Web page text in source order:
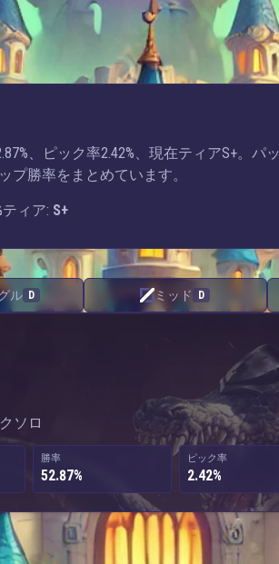
、ピック率2.42%、現在ティアS+。パ
プ勝率をまとめています。
ティア: S+
ル D ミッド D
ソロ
勝率
52.87%
ピック率
2.42%